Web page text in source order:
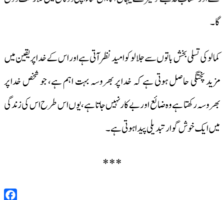
گا۔
کمالو کی تسلی بخش باتوں سے جلالو کو امید نظر آتی ہے اور اس کے خدا پر یقین میں
مزید پختگی حاصل ہوتی ہے کہ خدا پر بھروسہ بہت اہم ہے، جو شخص خدا پر
بھروسہ رکھتا ہے وہ ضائع اور بے کار نہیں جاتا ہے، یوں اس طرح اس کی زندگی
میں ایک خوش گوار تبدیلی پیدا ہوتی ہے۔
***